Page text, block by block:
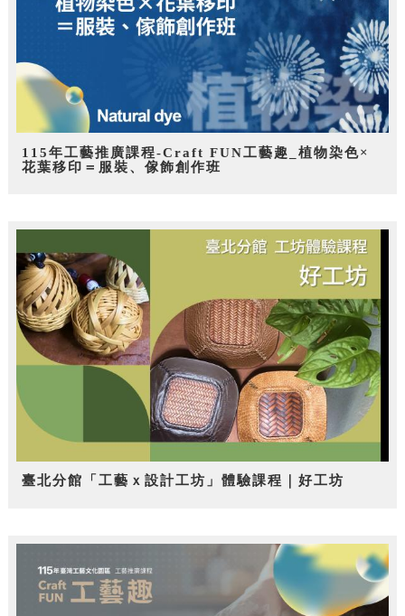
115年工藝推廣課程-Craft FUN工藝趣_植物染色×
花葉移印＝服裝、傢飾創作班
臺北分館「工藝ｘ設計工坊」體驗課程｜好工坊